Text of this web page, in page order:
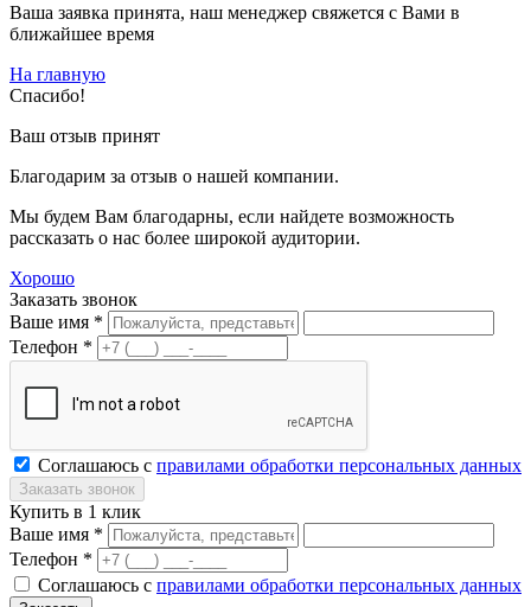
Ваша заявка принята, наш менеджер свяжется с Вами в
ближайшее время
На главную
Спасибо!
Ваш отзыв принят
Благодарим за отзыв о нашей компании.
Мы будем Вам благодарны, если найдете возможность
рассказать о нас более широкой аудитории.
Хорошо
Заказать звонок
Ваше имя *
Телефон *
Соглашаюсь с правилами обработки персональных данных
Купить в 1 клик
Ваше имя *
Телефон *
Соглашаюсь с правилами обработки персональных данных